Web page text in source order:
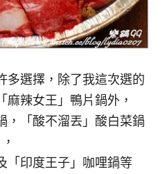
多選擇，除了我這次選的
麻辣女王」鴨片鍋外，
，「酸不溜丟」酸白菜鍋
「印度王子」咖哩鍋等